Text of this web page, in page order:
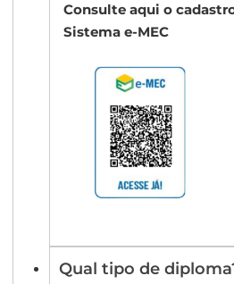
Consulte aqui o
Sistema e-MEC
Qual tipo de